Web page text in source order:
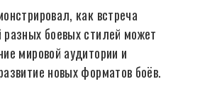
как встреча
разных боевых стилей может
мировой аудитории и
новых форматов боёв.